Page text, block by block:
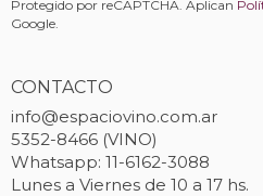
Protegido por reCAPTCHA. Aplican
Google.
CONTACTO
info@espaciovino.com.ar
5352-8466 (VINO)
Whatsapp: 11-6162-3088
Lunes a Viernes de 10 a 17 hs.